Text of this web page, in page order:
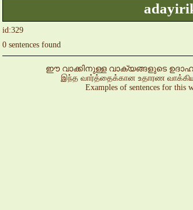
id:329
0 sentences found
ഈ വാക്കിനുള്ള വാക്യങ്ങളുടെ
இந்த வார்த்தைக்கான உதாரண
Examples of sentences for this